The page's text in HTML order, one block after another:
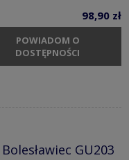
98,90 zł
POWIADOM O
DOSTĘPNOŚCI
GU203